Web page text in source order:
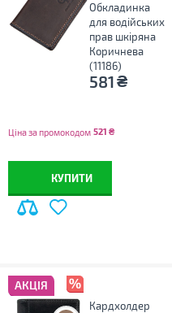
Обкладинка
для водійських
прав шкіряна
Коричнева
(11186)
581₴
Ціна за промокодом 521 ₴
КУПИТИ
АКЦІЯ
Кардхолдер